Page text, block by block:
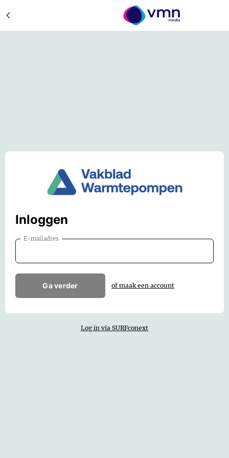
Inloggen
E-mailadres
Ga verder of maak een account
Log in via SURFconext